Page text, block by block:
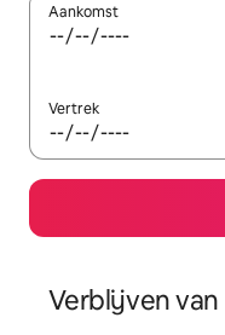
Aankomst
Vertrek
Verblijven